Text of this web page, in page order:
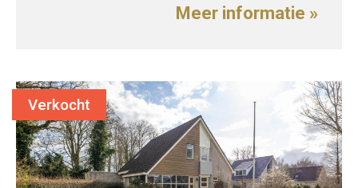
Meer informatie »
Verkocht